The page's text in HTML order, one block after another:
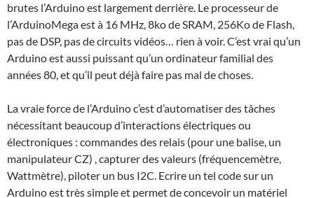
brutes l’Arduino est largement derrière. Le processeur de
l’ArduinoMega est à 16 MHz, 8ko de SRAM, 256Ko de Flash,
pas de DSP, pas de circuits vidéos… rien à voir. C’est vrai qu’un
Arduino est aussi puissant qu’un ordinateur familial des
années 80, et qu’il peut déjà faire pas mal de choses.
La vraie force de l’Arduino c’est d’automatiser des tâches
nécessitant beaucoup d’interactions électriques ou
électroniques : commandes des relais (pour une balise, un
manipulateur CZ) , capturer des valeurs (fréquencemètre,
Wattmètre), piloter un bus I2C. Ecrire un tel code sur un
Arduino est très simple et permet de concevoir un matériel